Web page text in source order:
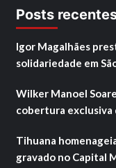
Posts
Igor Magalhães
solidariedade em
Wilker Manoel
cobertura exclusiva
Tihuana
gravado no Capital